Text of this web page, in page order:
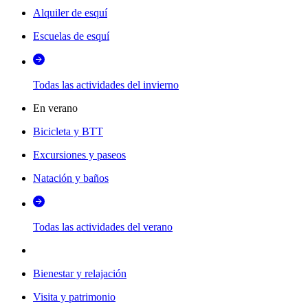
Alquiler de esquí
Escuelas de esquí
Todas las actividades del invierno
En verano
Bicicleta y BTT
Excursiones y paseos
Natación y baños
Todas las actividades del verano
Bienestar y relajación
Visita y patrimonio